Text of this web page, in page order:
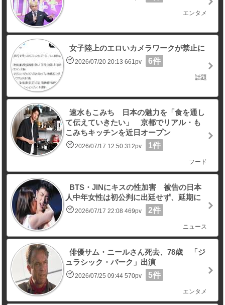
エンタメ
女子陸上のエロいカメラワークが禁止に
2026/07/20 20:13 661pv 6件
話題
速水もこみち 日本の魅力を「食を通し
て伝えていきたい」 京都でリアル・も
こみちキッチンを近日オープン
2026/07/17 12:50 312pv 1件
フード
BTS・JINにキスの性加害 被告の日本
人中年女性は初公判に出廷せず、延期に
2026/07/17 22:08 469pv 2件
ニュース
俳優サム・ニールさん死去、78歳 「ジ
ュラシック・パーク」出演
2026/07/25 09:44 570pv 5件
エンタメ